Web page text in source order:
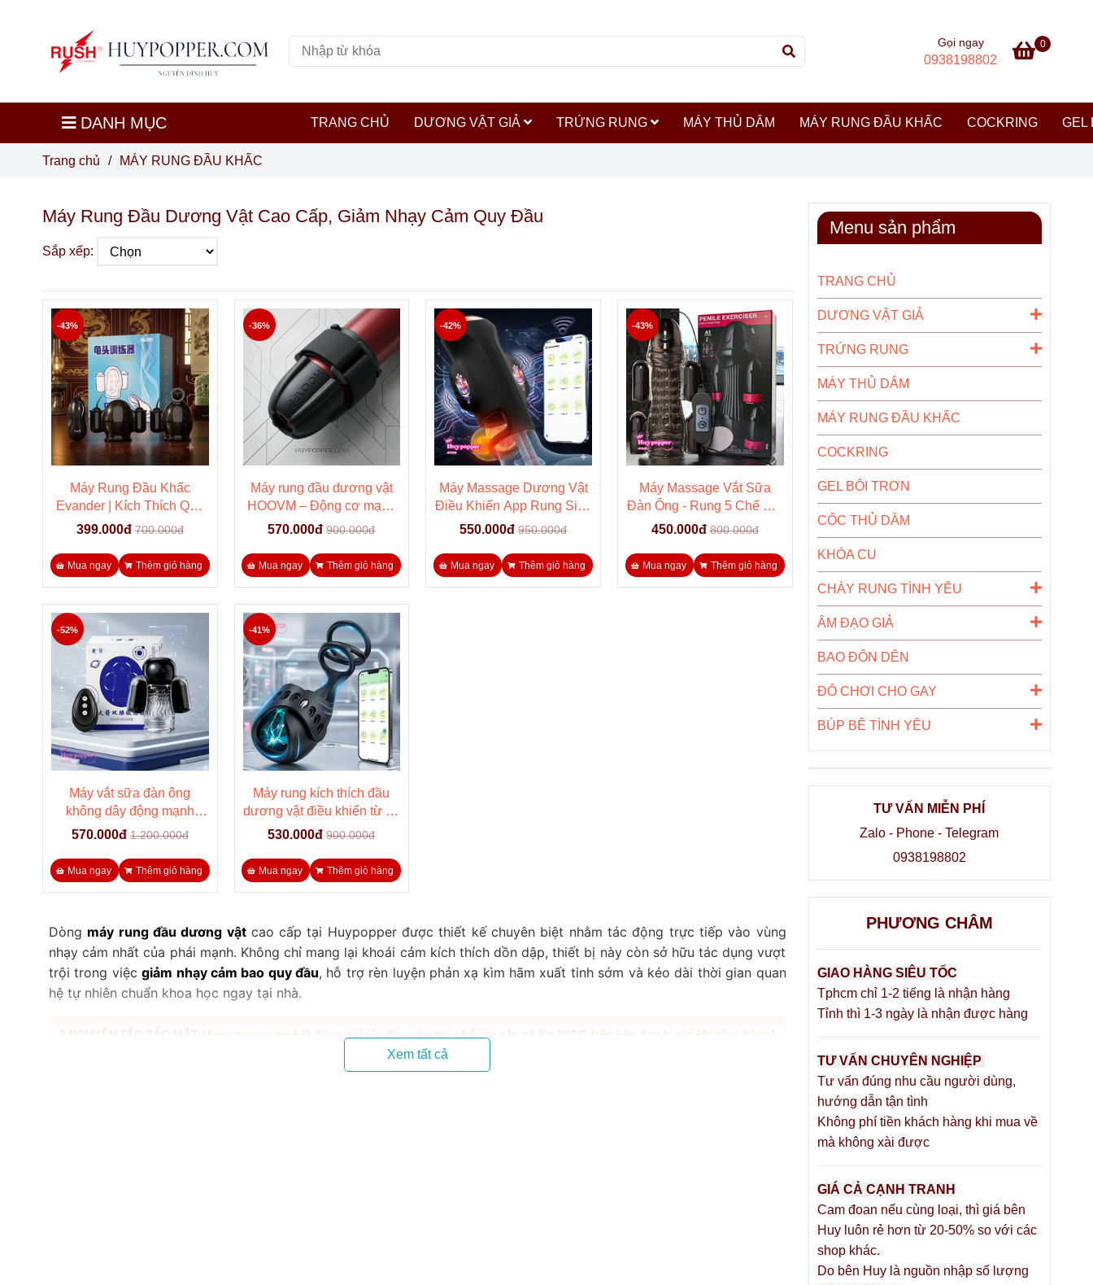
Gọi ngay
0938198802
0
DANH MỤC TRANG CHỦ DƯƠNG VẬT GIẢ TRỨNG RUNG MÁY THỦ DÂM MÁY RUNG ĐẦU KHẤC COCKRING GEL
Trang chủ / MÁY RUNG ĐẦU KHẤC
Máy Rung Đầu Dương Vật Cao Cấp, Giảm Nhạy Cảm Quy Đầu
Sắp xếp:
Máy Rung Đầu Khấc
Evander | Kích Thích Quy
Đầu Giảm Nhạy Cảm 12
399.000đ 700.000đ
-43%
Mua ngay Thêm giỏ hàng
Máy rung đầu dương vật
HOOVM – Động cơ mạnh
cưỡng chế xuất tinh cực
570.000đ 900.000đ
-36%
Mua ngay Thêm giỏ hàng
Máy Massage Dương Vật
Điều Khiển App Rung Siêu
Âm Đầu Khất
550.000đ 950.000đ
-42%
Mua ngay Thêm giỏ hàng
Máy Massage Vắt Sữa
Đàn Ông - Rung 5 Chế Độ,
Kích Thích Đầu Dương
450.000đ 800.000đ
-43%
Mua ngay Thêm giỏ hàng
Máy vắt sữa đàn ông
không dây động mạnh
Aulus chính hãng
570.000đ 1.200.000đ
-52%
Mua ngay Thêm giỏ hàng
Máy rung kích thích đầu
dương vật điều khiển từ xa
qua App Fabius
530.000đ 900.000đ
-41%
Mua ngay Thêm giỏ hàng
Dòng máy rung đầu dương vậtcao cấp tại Huypopper được thiết kế chuyên biệt nhằm tác động trực tiếp vào vùng
nhạy cảm nhất của phái mạnh. Không chỉ mang lại khoái cảm kích thích dồn dập, thiết bị này còn sở hữu tác dụng vượt
trội trong việcgiảm nhạy cảm bao quy đầu, hỗ trợ rèn luyện phản xạ kìm hãm xuất tinh sớm và kéo dài thời gian quan
hệ tự nhiên chuẩn khoa học ngay tại nhà.
?️ NGUYÊN TẮC BẢO MẬT: Huypopper cam kết đóng gói kín đáo, che toàn bộ tên sản phẩm 100% trên vận đơn trước khi giao hàng!
Xem tất cả
Menu sản phẩm
TRANG CHỦ
DƯƠNG VẬT GIẢ
TRỨNG RUNG
MÁY THỦ DÂM
MÁY RUNG ĐẦU KHẤC
COCKRING
GEL BÔI TRƠN
CỐC THỦ DÂM
KHÓA CU
CHÀY RUNG TÌNH YÊU
ÂM ĐẠO GIẢ
BAO ĐÔN DÊN
ĐÔ CHƠI CHO GAY
BÚP BÊ TÌNH YÊU
TƯ VẤN MIỄN PHÍ
Zalo - Phone - Telegram
0938198802
PHƯƠNG CHÂM
GIAO HÀNG SIÊU TỐC
Tphcm chỉ 1-2 tiếng là nhận hàng
Tỉnh thì 1-3 ngày là nhận được hàng
TƯ VẤN CHUYÊN NGHIỆP
Tư vấn đúng nhu cầu người dùng,
hướng dẫn tận tình
Không phí tiền khách hàng khi mua về
mà không xài được
GIÁ CẢ CẠNH TRANH
Cam đoan nếu cùng loại, thì giá bên
Huy luôn rẻ hơn từ 20-50% so với các
shop khác.
Do bên Huy là nguồn nhập số lượng